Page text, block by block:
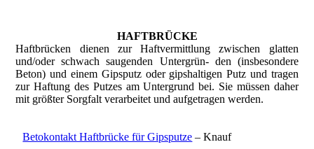
HAFTBRÜCKE
Haftbrücken dienen zur Haftvermittlung zwischen glatten
und/oder schwach saugenden Untergrün- den (insbesondere
Beton) und einem Gipsputz oder gipshaltigen Putz und tragen
zur Haftung des Putzes am Untergrund bei. Sie müssen daher
mit größter Sorgfalt verarbeitet und aufgetragen werden.
Betokontakt Haftbrücke für Gipsputze – Knauf